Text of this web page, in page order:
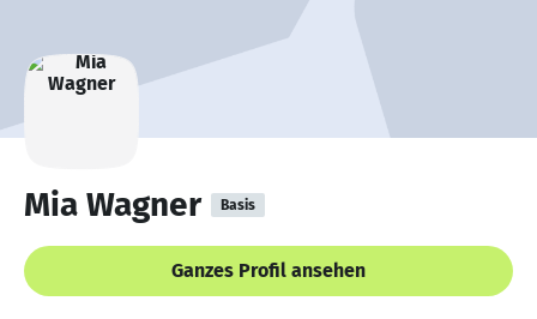
Mia Wagner Basis
Ganzes Profil ansehen